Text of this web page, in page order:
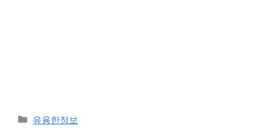
Categories
유용한정보